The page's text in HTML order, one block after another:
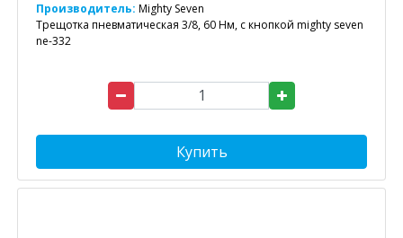
Производитель: Mighty Seven
Трещотка пневматическая 3/8, 60 Нм, с кнопкой mighty seven
ne-332
Купить